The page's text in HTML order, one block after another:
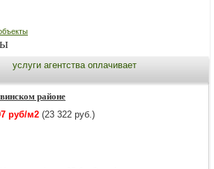
услуги агентства оплачивает
районе
руб/м2 (23 322 руб.)